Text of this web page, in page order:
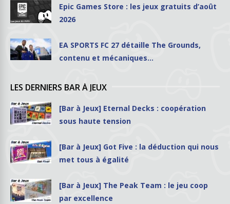
Epic Games Store : les jeux gratuits d’août
2026
EA SPORTS FC 27 détaille The Grounds,
contenu et mécaniques…
LES DERNIERS BAR À JEUX
[Bar à Jeux] Eternal Decks : coopération
sous haute tension
[Bar à Jeux] Got Five : la déduction qui nous
met tous à égalité
[Bar à Jeux] The Peak Team : le jeu coop
par excellence